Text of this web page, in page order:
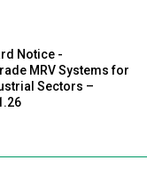
Notice -
MRV Systems for
Sectors –